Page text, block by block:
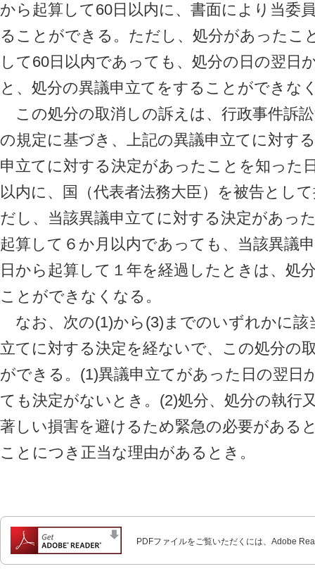
から起算して60日以内に、書面により当委
ることができる。ただし、処分があったこ
して60日以内であっても、処分の日の翌日
と、処分の異議申立てをすることができな
この処分の取消しの訴えは、行政事件訴
の規定に基づき、上記の異議申立てに対す
申立てに対する決定があったことを知った
以内に、国（代表者法務大臣）を被告とし
だし、当該異議申立てに対する決定があっ
起算して６か月以内であっても、当該異議
日から起算して１年を経過したときは、処
ことができなくなる。
なお、次の(1)から(3)までのいずれかに該
立てに対する決定を経ないで、この処分の
ができる。(1)異議申立てがあった日の翌日
ても決定がないとき。(2)処分、処分の執行
著しい損害を避けるため緊急の必要がある
ことにつき正当な理由があるとき。
PDFファイルをご覧いただくには、Adobe